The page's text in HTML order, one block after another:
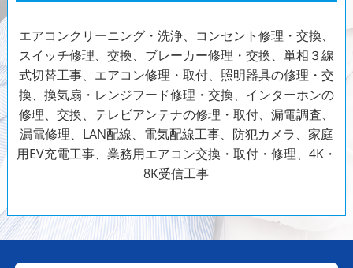
エアコンクリーニング・洗浄、コンセント修理・交換、
スイッチ修理、交換、ブレーカー修理・交換、単相３線
式切替工事、エアコン修理・取付、照明器具の修理・交
換、換気扇・レンジフード修理・交換、インターホンの
修理、交換、テレビアンテナの修理・取付、漏電調査、
漏電修理、LAN配線、電気配線工事、防犯カメラ、家庭
用EV充電工事、業務用エアコン交換・取付・修理、4K・
8K受信工事